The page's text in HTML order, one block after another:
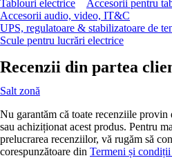
Tablouri electrice
Accesorii pentru
Accesorii audio, video, IT&C
UPS, regulatoare & stabilizatoare de
Scule pentru lucrări electrice
Recenzii din partea
Salt zonă
Nu garantăm că toate recenziile provin
sau achiziționat acest produs. Pentru
prelucrarea recenziilor, vă rugăm să
corespunzătoare din Termeni și condiții